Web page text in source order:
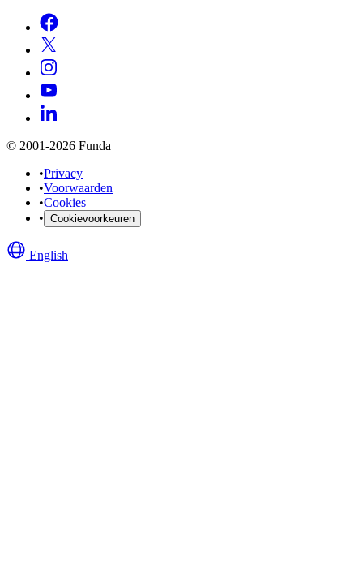
© 2001-2026 Funda
•Privacy
•Voorwaarden
•Cookies
• Cookievoorkeuren
English